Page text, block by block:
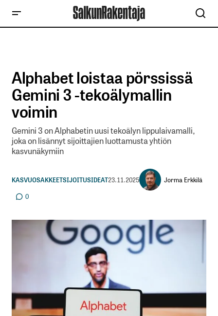
Alphabet loistaa pörssissä
Gemini 3 -tekoälymallin
voimin
Gemini 3 on Alphabetin uusi tekoälyn lippulaivamalli,
joka on lisännyt sijoittajien luottamusta yhtiön
kasvunäkymiin
KASVUOSAKKEETSIJOITUSIDEAT23.11.2025
Jorma Erkkilä
0